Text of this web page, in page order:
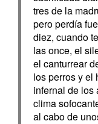
tres de la
pero perdía
diez, cuando
las once, el
el canturrear
los perros y el
infernal de los
clima
al cabo de